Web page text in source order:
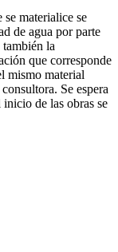
se materialice se
de agua por parte
la
que corresponde
mismo material
Se espera
de las obras se